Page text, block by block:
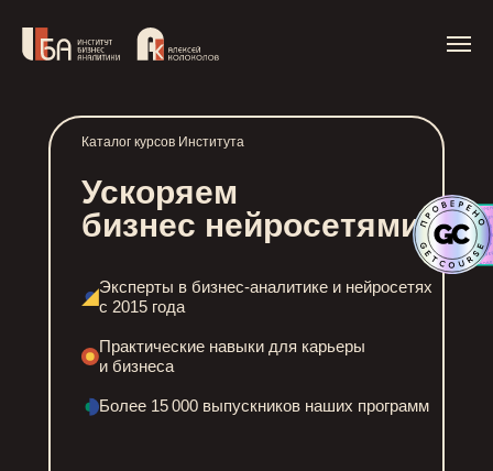
Ускоряем
бизнес нейросетями
Каталог курсов Института
Эксперты в бизнес-аналитике и нейросетях
с 2015 года
Практические навыки для карьеры
и бизнеса
Более 15 000 выпускников наших программ